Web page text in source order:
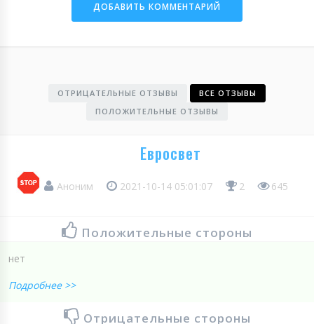
ОТРИЦАТЕЛЬНЫЕ ОТЗЫВЫ
ВСЕ ОТЗЫВЫ
ПОЛОЖИТЕЛЬНЫЕ ОТЗЫВЫ
Евросвет
Аноним 2021-10-14 05:01:07 2 645
Положительные стороны
нет
Подробнее >>
Отрицательные стороны